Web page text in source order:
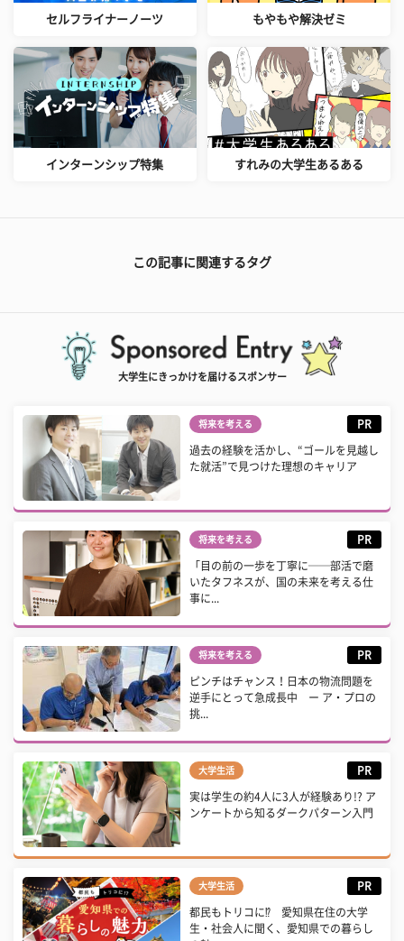
セルフライナーノーツ もやもや解決ゼミ
インターンシップ特集 すれみの大学生あるある
この記事に関連するタグ
大学生にきっかけを届けるスポンサー
将来を考える PR
過去の経験を活かし、“ゴールを見越し
た就活”で見つけた理想のキャリア
将来を考える PR
「目の前の一歩を丁寧に──部活で磨
いたタフネスが、国の未来を考える仕
事に...
将来を考える PR
ピンチはチャンス！日本の物流問題を
逆手にとって急成長中 ー ア・プロの
挑...
大学生活 PR
実は学生の約4人に3人が経験あり!? ア
ンケートから知るダークパターン入門
大学生活 PR
都民もトリコに⁉ 愛知県在住の大学
生・社会人に聞く、愛知県での暮らし